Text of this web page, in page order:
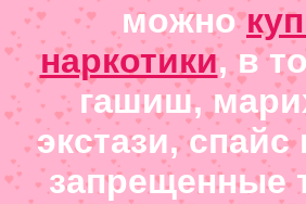
можно
наркотики, в
гашиш,
экстази, спайс
запрещенные